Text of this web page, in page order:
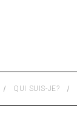
QUI SUIS-JE?